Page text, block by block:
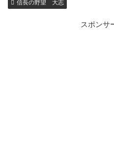
信長の野望 大志
スポンサ